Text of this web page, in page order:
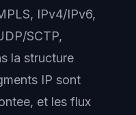
IPv4/IPv6,
SCTP,
la structure
IP sont
et les flux